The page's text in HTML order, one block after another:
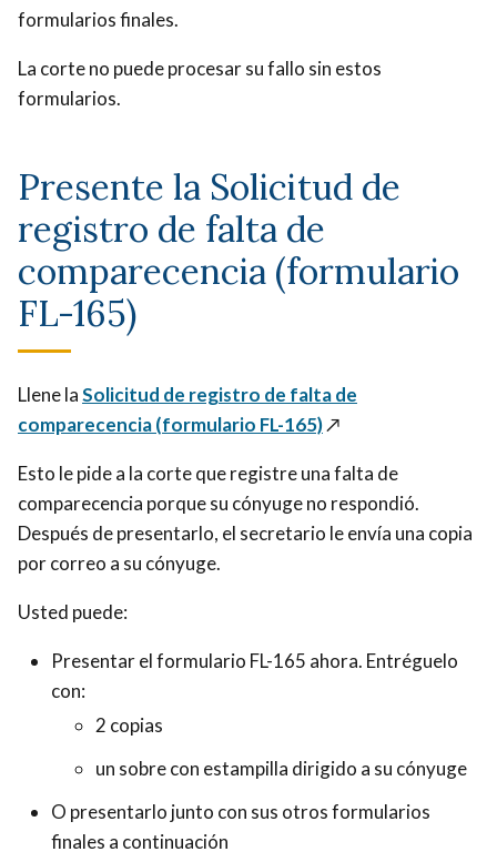
formularios finales.
La corte no puede procesar su fallo sin estos
formularios.
Presente la Solicitud de
registro de falta de
comparecencia (formulario
FL-165)
Llene laSolicitud de registro de falta de
comparecencia (formulario FL-165)↗️
Esto le pide a la corte que registre una falta de
comparecencia porque su cónyuge no respondió.
Después de presentarlo, el secretario le envía una copia
por correo a su cónyuge.
Usted puede:
Presentar el formulario FL-165 ahora. Entréguelo
con:
2 copias
un sobre con estampilla dirigido a su cónyuge
O presentarlo junto con sus otros formularios
finales a continuación